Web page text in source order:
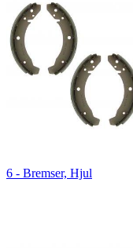
6 - Bremser, Hjul